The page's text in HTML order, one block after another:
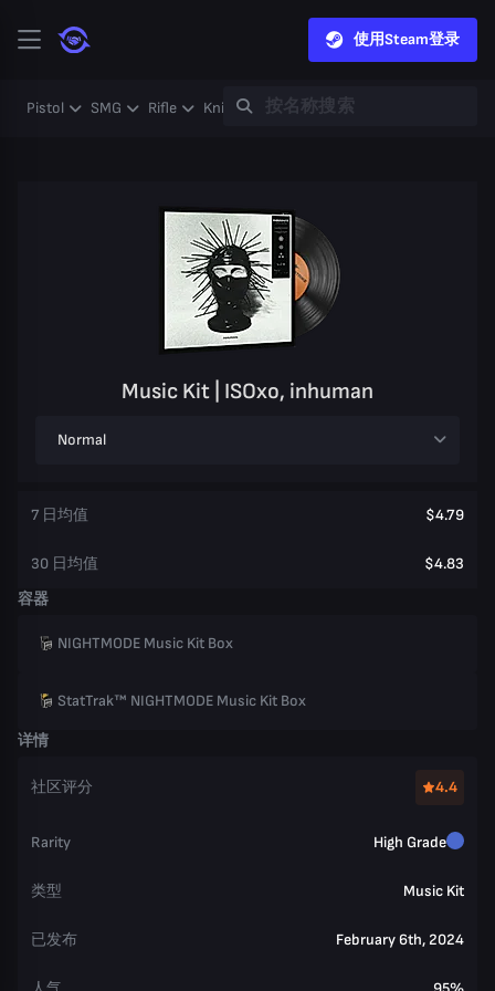
使用Steam登录
Pistol SMG Rifle Knife Gloves Heavy
Music Kit | ISOxo, inhuman
Normal
7 日均值 $4.79
30 日均值
$4.83
容器
NIGHTMODE Music Kit Box
StatTrak™ NIGHTMODE Music Kit Box
详情
社区评分 4.4
Rarity High Grade
类型 Music Kit
已发布 February 6th, 2024